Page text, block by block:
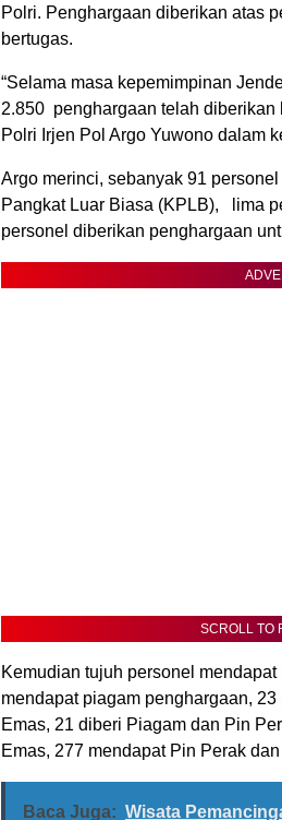
Polri. Penghargaan diberikan atas
bertugas.
“Selama masa kepemimpinan
2.850 penghargaan telah diberikan
Polri Irjen Pol Argo Yuwono dalam
Argo merinci, sebanyak 91
Pangkat Luar Biasa (KPLB), lima
personel diberikan penghargaan
SCROLL TO
Kemudian tujuh personel
mendapat piagam penghargaan,
Emas, 21 diberi Piagam dan Pin
Emas, 277 mendapat Pin Perak
Baca Juga: Wisata